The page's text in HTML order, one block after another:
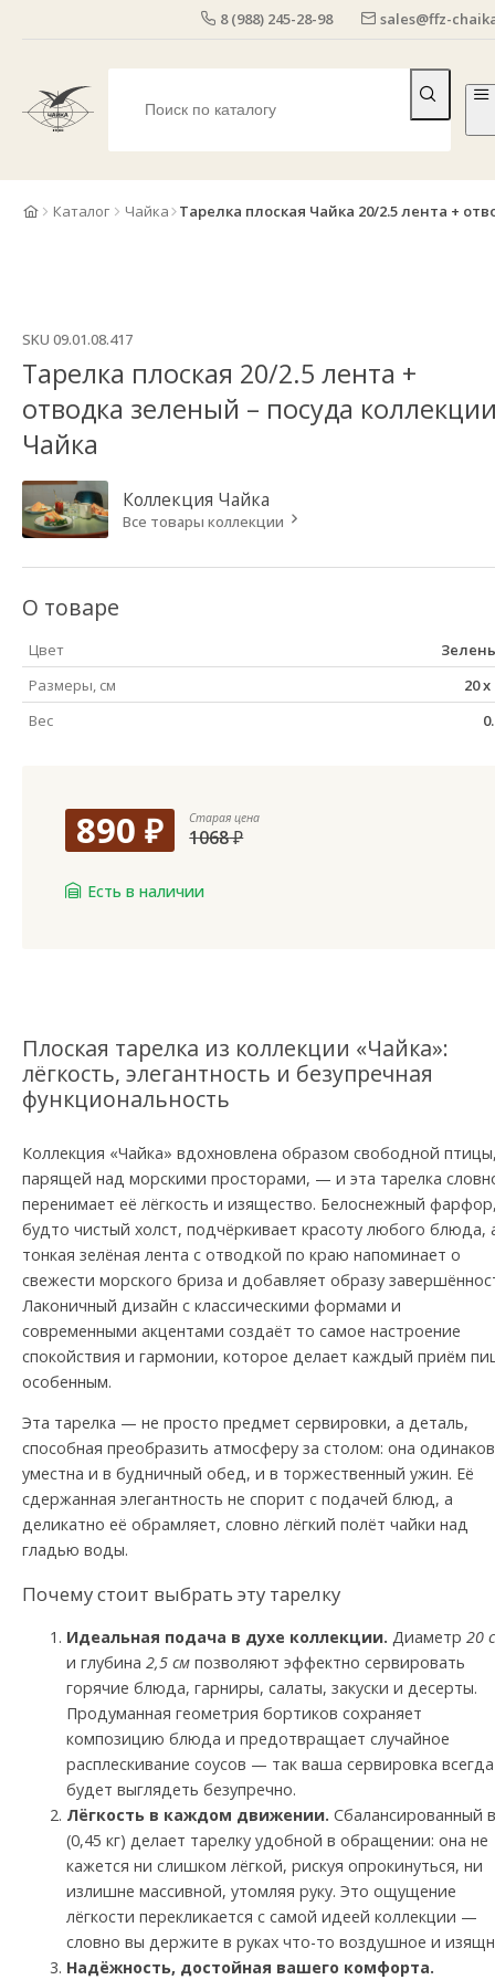
8 (988) 245-28-98 sales@ffz-
Каталог Чайка Тарелка плоская Чайка 20/2.5 лента +
SKU 09.01.08.417
Тарелка плоская 20/2.5 лента +
отводка зеленый – посуда
Чайка
Коллекция Чайка
Все товары коллекции
О товаре
Цвет
Размеры, см
20x
Вес
890 ₽ Старая цена
1068₽
Есть в наличии
Плоская тарелка из коллекции «Чайка»:
лёгкость, элегантность и безупречная
функциональность
Коллекция «Чайка» вдохновлена образом свободной
парящей над морскими просторами, — и эта тарелка
перенимает её лёгкость и изящество. Белоснежный
будто чистый холст, подчёркивает красоту любого блюда,
тонкая зелёная лента с отводкой по краю напоминает о
свежести морского бриза и добавляет образу
Лаконичный дизайн с классическими формами и
современными акцентами создаёт то самое настроение
спокойствия и гармонии, которое делает каждый приём
особенным.
Эта тарелка — не просто предмет сервировки, а деталь,
способная преобразить атмосферу за столом: она
уместна и в будничный обед, и в торжественный ужин. Её
сдержанная элегантность не спорит с подачей блюд, а
деликатно её обрамляет, словно лёгкий полёт чайки над
гладью воды.
Почему стоит выбрать эту тарелку
Идеальная подача в духе коллекции. Диаметр 20
и глубина 2,5 смпозволяют эффектно сервировать
горячие блюда, гарниры, салаты, закуски и десерты.
Продуманная геометрия бортиков сохраняет
композицию блюда и предотвращает случайное
расплескивание соусов — так ваша сервировка всегда
будет выглядеть безупречно.
Лёгкость в каждом движении. Сбалансированный
(0,45 кг) делает тарелку удобной в обращении: она не
кажется ни слишком лёгкой, рискуя опрокинуться, ни
излишне массивной, утомляя руку. Это ощущение
лёгкости перекликается с самой идеей коллекции —
словно вы держите в руках что-то воздушное и
Надёжность, достойная вашего комфорта.